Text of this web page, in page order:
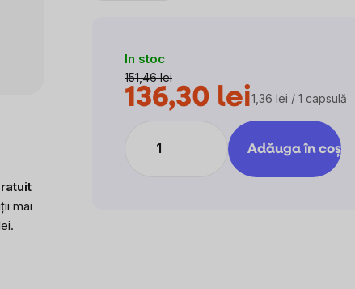
mai
In stoc
151,46 lei
136,30 lei Evaluare
preţ:
1,36 lei / 1 capsulă
Adăuga în coş